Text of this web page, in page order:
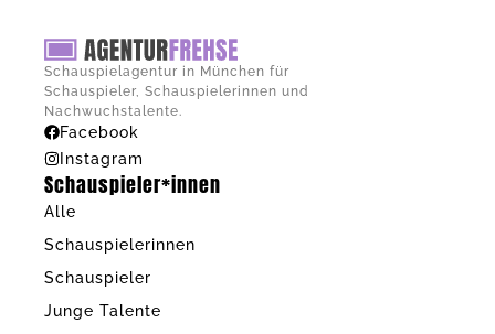
Schauspielagentur in München für
Schauspieler, Schauspielerinnen und
Nachwuchstalente.
Facebook
Instagram
Schauspieler*innen
Alle
Schauspielerinnen
Schauspieler
Junge Talente